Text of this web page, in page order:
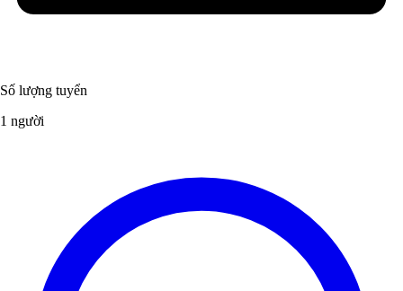
Số lượng tuyển
1 người